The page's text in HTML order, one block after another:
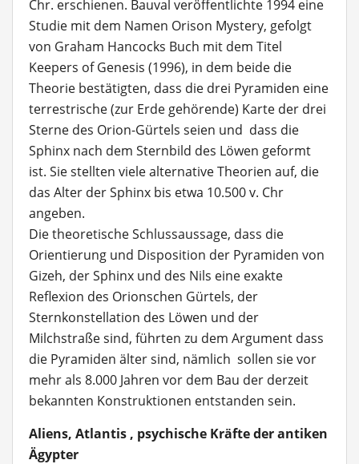
Chr. erschienen. Bauval veröffentlichte 1994 eine
Studie mit dem Namen Orison Mystery, gefolgt
von Graham Hancocks Buch mit dem Titel
Keepers of Genesis (1996), in dem beide die
Theorie bestätigten, dass die drei Pyramiden eine
terrestrische (zur Erde gehörende) Karte der drei
Sterne des Orion-Gürtels seien und dass die
Sphinx nach dem Sternbild des Löwen geformt
ist. Sie stellten viele alternative Theorien auf, die
das Alter der Sphinx bis etwa 10.500 v. Chr
angeben.
Die theoretische Schlussaussage, dass die
Orientierung und Disposition der Pyramiden von
Gizeh, der Sphinx und des Nils eine exakte
Reflexion des Orionschen Gürtels, der
Sternkonstellation des Löwen und der
Milchstraße sind, führten zu dem Argument dass
die Pyramiden älter sind, nämlich sollen sie vor
mehr als 8.000 Jahren vor dem Bau der derzeit
bekannten Konstruktionen entstanden sein.
Aliens, Atlantis , psychische Kräfte der antiken
Ägypter